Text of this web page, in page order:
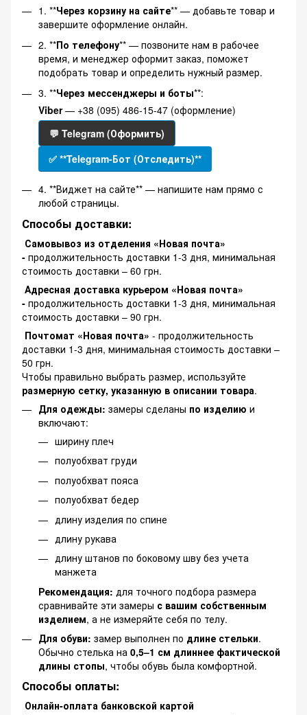
1. **Через корзину на сайте** — добавьте товар и
завершите оформление онлайн.
2. **По телефону** — позвоните нам в рабочее
время, и менеджер оформит заказ, поможет
подобрать товар и определить нужный размер.
3. **Через мессенджеры и боты**:
Viber— +38 (095) 486-15-47 (оформление)
💬 Telegram (Оформить)
✅ **Telegram-Бот (Отследить)**
4. **Виджет на сайте** — напишите нам прямо с
любой страницы.
Способы доставки:
Самовывоз из отделения «Новая почта»
- продолжительность доставки 1-3 дня, минимальная
стоимость доставки – 60 грн.
Адресная доставка курьером «Новая почта»
- продолжительность доставки 1-3 дня, минимальная
стоимость доставки – 90 грн.
Почтомат «Новая почта» - продолжительность
доставки 1-3 дня, минимальная стоимость доставки –
50 грн.
Чтобы правильно выбрать размер, используйте
размерную сетку, указанную в описании товара.
Для одежды: замеры сделаны по изделию и
включают:
ширину плеч
полуобхват груди
полуобхват пояса
полуобхват бедер
длину изделия по спине
длину рукава
длину штанов по боковому шву без учета
манжета
Рекомендация: для точного подбора размера
сравнивайте эти замеры с вашим собственным
изделием, а не измеряйте себя по телу.
Для обуви: замер выполнен по длине стельки.
Обычно стелька на 0,5–1 см длиннее фактической
длины стопы, чтобы обувь была комфортной.
Способы оплаты:
Онлайн-оплата банковской картой